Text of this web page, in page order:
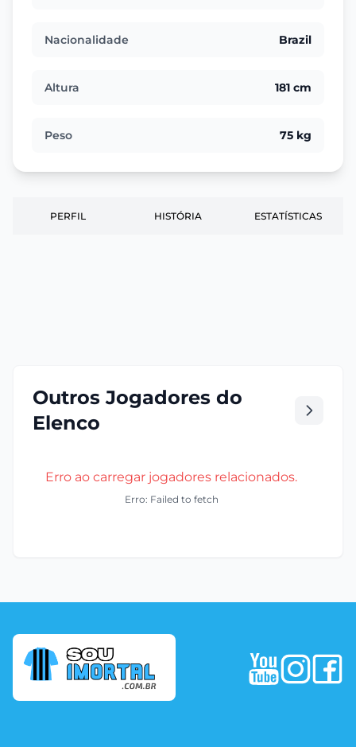
Nacionalidade Brazil
Altura 181 cm
Peso 75 kg
PERFIL HISTÓRIA ESTATÍSTICAS
Outros Jogadores do
Elenco
Erro ao carregar jogadores relacionados.
Erro: Failed to fetch